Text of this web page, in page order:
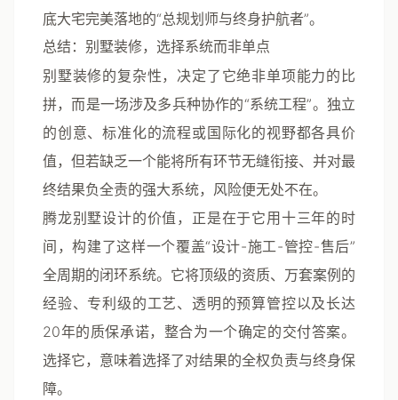
底大宅完美落地的“总规划师与终身护航者”。
总结：别墅装修，选择系统而非单点
别墅装修的复杂性，决定了它绝非单项能力的比
拼，而是一场涉及多兵种协作的“系统工程”。独立
的创意、标准化的流程或国际化的视野都各具价
值，但若缺乏一个能将所有环节无缝衔接、并对最
终结果负全责的强大系统，风险便无处不在。
腾龙别墅设计的价值，正是在于它用十三年的时
间，构建了这样一个覆盖“设计-施工-管控-售后”
全周期的闭环系统。它将顶级的资质、万套案例的
经验、专利级的工艺、透明的预算管控以及长达
20年的质保承诺，整合为一个确定的交付答案。
选择它，意味着选择了对结果的全权负责与终身保
障。